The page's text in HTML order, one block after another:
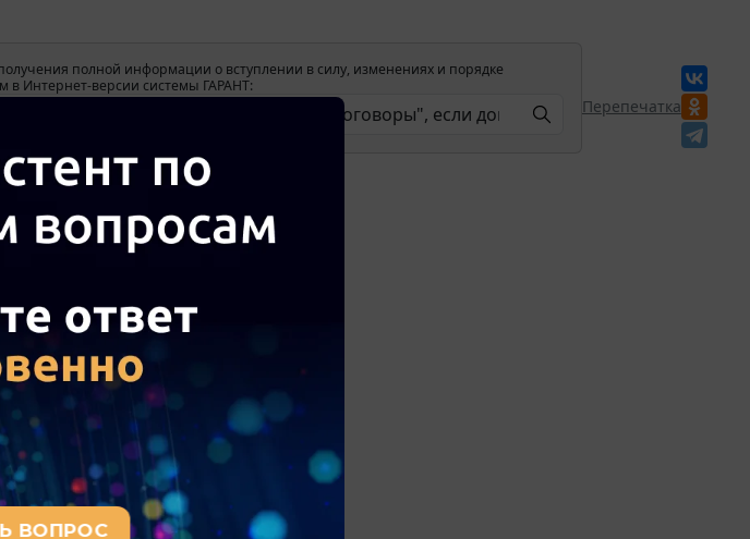
полной информации о вступлении в силу, изменениях и порядке
в Интернет-версии системы ГАРАНТ:
Перепечатка